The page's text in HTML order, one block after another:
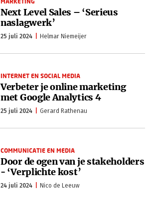
Next Level Sales – ‘Serieus
naslagwerk’
25 juli 2024 Helmar Niemeijer
INTERNET EN SOCIAL MEDIA
Verbeter je online marketing
met Google Analytics 4
25 juli 2024 Gerard Rathenau
COMMUNICATIE EN MEDIA
Door de ogen van je stakeholders
- ‘Verplichte kost’
24 juli 2024 Nico de Leeuw